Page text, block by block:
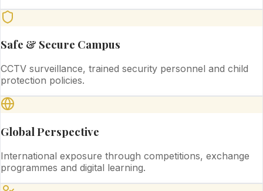
Safe & Secure Campus
CCTV surveillance, trained security personnel and child
protection policies.
Global Perspective
International exposure through competitions, exchange
programmes and digital learning.